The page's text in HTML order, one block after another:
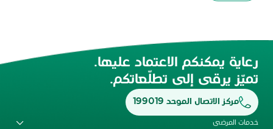
رعاية يمكنكم الاعتماد عليها.
تميّز يرقى إلى تطلّعاتكم.
مركز الاتصال الموحد 199019
خدمات المرضى